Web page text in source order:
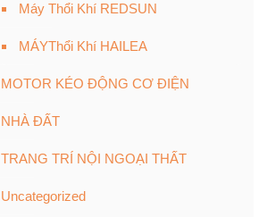
Máy Thổi Khí REDSUN
MÁYThổi Khí HAILEA
MOTOR KÉO ĐỘNG CƠ ĐIỆN
NHÀ ĐẤT
TRANG TRÍ NỘI NGOẠI THẤT
Uncategorized